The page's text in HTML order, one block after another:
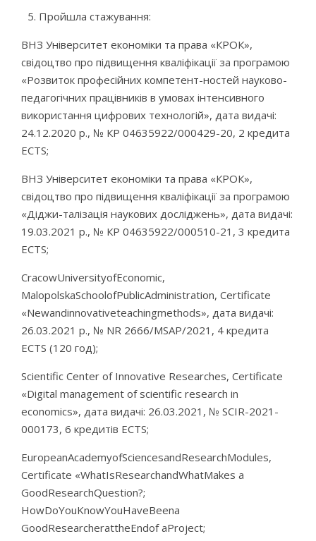
Пройшла стажування:
ВНЗ Університет економіки та права «КРОК»,
свідоцтво про підвищення кваліфікації за програмою
«Розвиток професійних компетент-ностей науково-
педагогічних працівників в умовах інтенсивного
використання цифрових технологій», дата видачі:
24.12.2020 р., № КР 04635922/000429-20, 2 кредита
ECTS;
ВНЗ Університет економіки та права «КРОК»,
свідоцтво про підвищення кваліфікації за програмою
«Діджи-талізація наукових досліджень», дата видачі:
19.03.2021 р., № КР 04635922/000510-21, 3 кредита
ECTS;
CracowUniversityofEconomic,
MalopolskaSchoolofPublicAdministration, Certificate
«Newandinnovativeteachingmethods», дата видачі:
26.03.2021 р., № NR 2666/MSAP/2021, 4 кредита
ECTS (120 год);
Scientific Center of Innovative Researches, Certificate
«Digital management of scientific research in
economics», дата видачі: 26.03.2021, № SCIR-2021-
000173, 6 кредитів ECTS;
EuropeanAcademyofSciencesandResearchModules,
Certificate «WhatIsResearchandWhatMakes a
GoodResearchQuestion?;
HowDoYouKnowYouHaveBeena
GoodResearcherattheEndof aProject;